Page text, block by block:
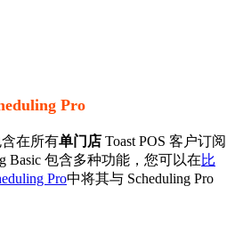
Pro
含在所有单门店 Toast POS 客户订阅
Basic 包含多种功能，您可以在比
Pro中将其与 Scheduling Pro